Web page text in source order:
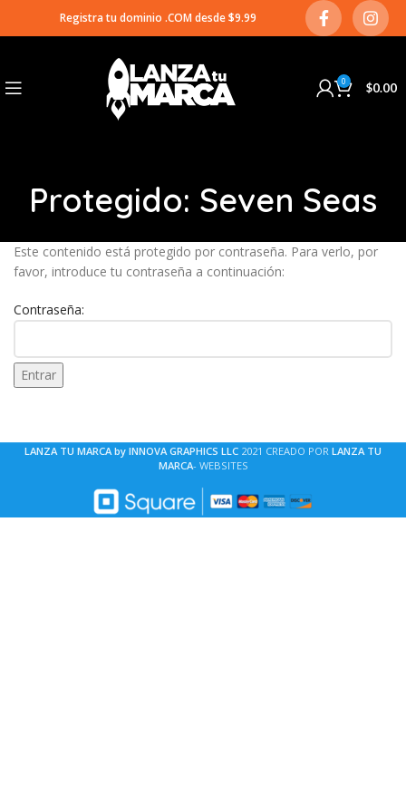
Registra tu dominio .COM desde $9.99
0 $0.00
Protegido: Seven Seas
Este contenido está protegido por contraseña. Para verlo, por
favor, introduce tu contraseña a continuación:
Contraseña:
LANZA TU MARCA by INNOVA GRAPHICS LLC 2021 CREADO POR LANZA TU
MARCA- WEBSITES